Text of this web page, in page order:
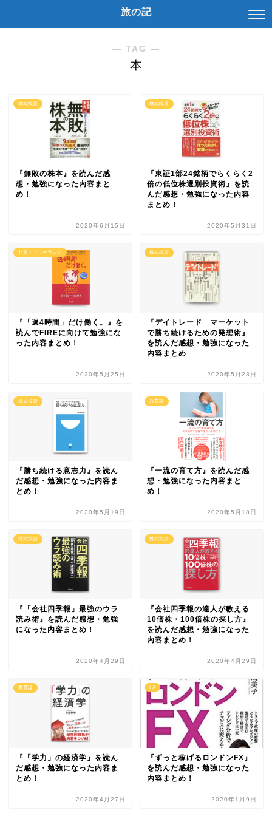
旅の記
― TAG ―
本
株式投資
『無敗の株本』を読んだ感
想・勉強になった内容まと
め！
2020年6月15日
株式投資
『東証1部24銘柄でらくらく2
倍の低位株選別投資術』を読
んだ感想・勉強になった内容
まとめ！
2020年5月31日
起業・フリーランス
『「週4時間」だけ働く。』を
読んでFIREに向けて勉強にな
った内容まとめ！
2020年5月25日
株式投資
『デイトレード マーケット
で勝ち続けるための発想術』
を読んだ感想・勉強になった
内容まとめ
2020年5月23日
株式投資
『勝ち続ける意志力』を読ん
だ感想・勉強になった内容ま
とめ！
2020年5月19日
教育論
『一流の育て方』を読んだ感
想・勉強になった内容まと
め！
2020年5月18日
株式投資
『「会社四季報」最強のウラ
読み術』を読んだ感想・勉強
になった内容まとめ！
2020年4月29日
株式投資
『会社四季報の達人が教える
10倍株・100倍株の探し方』
を読んだ感想・勉強になった
内容まとめ！
2020年4月29日
教育論
『「学力」の経済学』を読ん
だ感想・勉強になった内容ま
とめ！
2020年4月27日
FX
『ずっと稼げるロンドンFX』
を読んだ感想・勉強になった
内容まとめ！
2020年1月9日